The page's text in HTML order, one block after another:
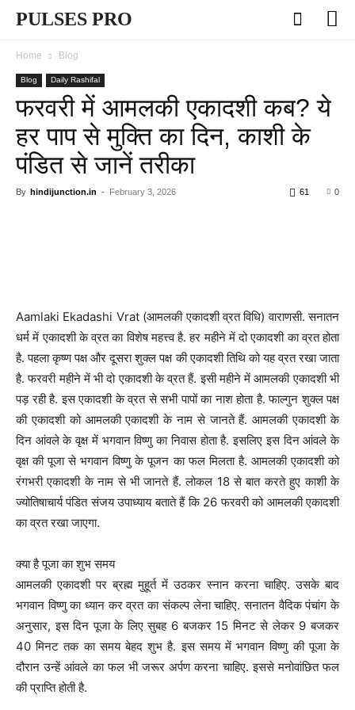
PULSES PRO
Home Blog
Blog Daily Rashifal
फरवरी में आमलकी एकादशी कब? ये
हर पाप से मुक्ति का दिन, काशी के
Aamlaki Ekadashi Vrat (आमलकी एकादशी व्रत विधि) वाराणसी. सनातन
धर्म में एकादशी के व्रत का विशेष महत्त्व है. हर महीने में दो एकादशी का व्रत होता
है. पहला कृष्ण पक्ष और दूसरा शुक्ल पक्ष की एकादशी तिथि को यह व्रत रखा जाता
है. फरवरी महीने में भी दो एकादशी के व्रत हैं. इसी महीने में आमलकी एकादशी भी
पड़ रही है. इस एकादशी के व्रत से सभी पापों का नाश होता है. फाल्गुन शुक्ल पक्ष
की एकादशी को आमलकी एकादशी के नाम से जानते हैं. आमलकी एकादशी के
दिन आंवले के वृक्ष में भगवान विष्णु का निवास होता है. इसलिए इस दिन आंवले के
वृक्ष की पूजा से भगवान विष्णु के पूजन का फल मिलता है. आमलकी एकादशी को
ज्योतिषाचार्य पंडित संजय उपाध्याय बताते हैं कि 26 फरवरी को आमलकी एकादशी
का व्रत रखा जाएगा.
क्या है पूजा का शुभ समय
आमलकी एकादशी पर ब्रह्म मुहूर्त में उठकर स्नान करना चाहिए. उसके बाद
भगवान विष्णु का ध्यान कर व्रत का संकल्प लेना चाहिए. सनातन वैदिक पंचांग के
अनुसार, इस दिन पूजा के लिए सुबह 6 बजकर 15 मिनट से लेकर 9 बजकर